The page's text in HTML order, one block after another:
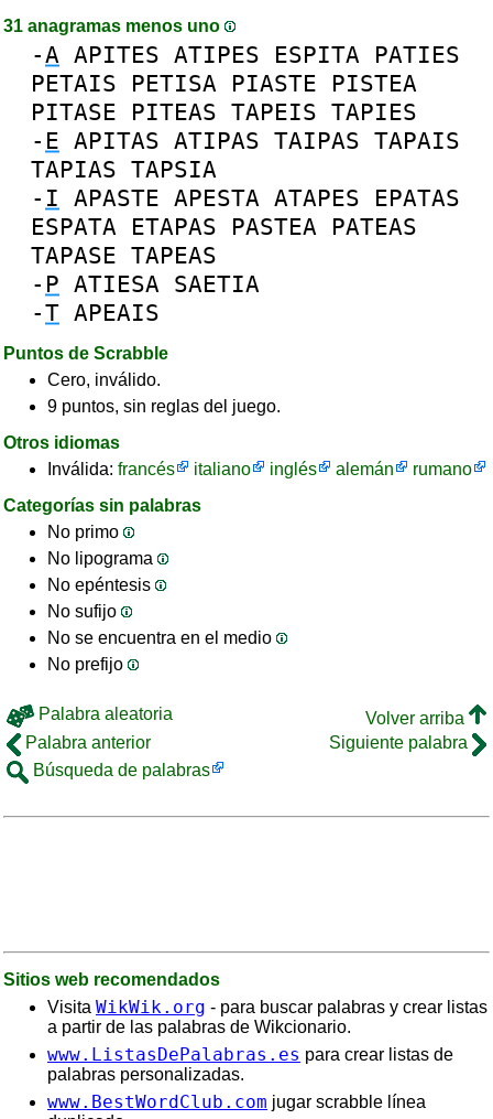
31 anagramas menos uno
-A APITES ATIPES ESPITA PATIES
PETAIS
PETISA PIASTE
PISTEA
PITASE
PITEAS TAPEIS TAPIES
- E APITAS ATIPAS TAIPAS TAPAIS
TAPIAS TAPSIA
- I APASTE APESTA ATAPES
EPATAS
ESPATA ETAPAS PASTEA PATEAS
TAPASE TAPEAS
- P ATIESA SAETIA
-T APEAIS
Puntos de Scrabble
Cero, inválido.
9 puntos, sin reglas del juego.
Otros idiomas
Inválida: francés italiano inglés alemán
rumano
Categorías sin palabras
No primo
No lipograma
No epéntesis
No sufijo
No se encuentra en el medio
No prefijo
Palabra aleatoria
Volver arriba
Palabra anterior
Siguiente palabra
Búsqueda de palabras
Sitios web recomendados
Visita WikWik.org - para buscar palabras y crear listas
a partir de las palabras de Wikcionario.
www.ListasDePalabras.es para crear listas de
palabras personalizadas.
www.BestWordClub.com jugar scrabble línea